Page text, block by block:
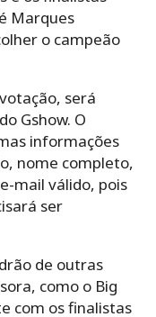
Marques
o campeão
será
Gshow. O
informações
nome completo,
mail válido, pois
ser
de outras
como o Big
com os finalistas